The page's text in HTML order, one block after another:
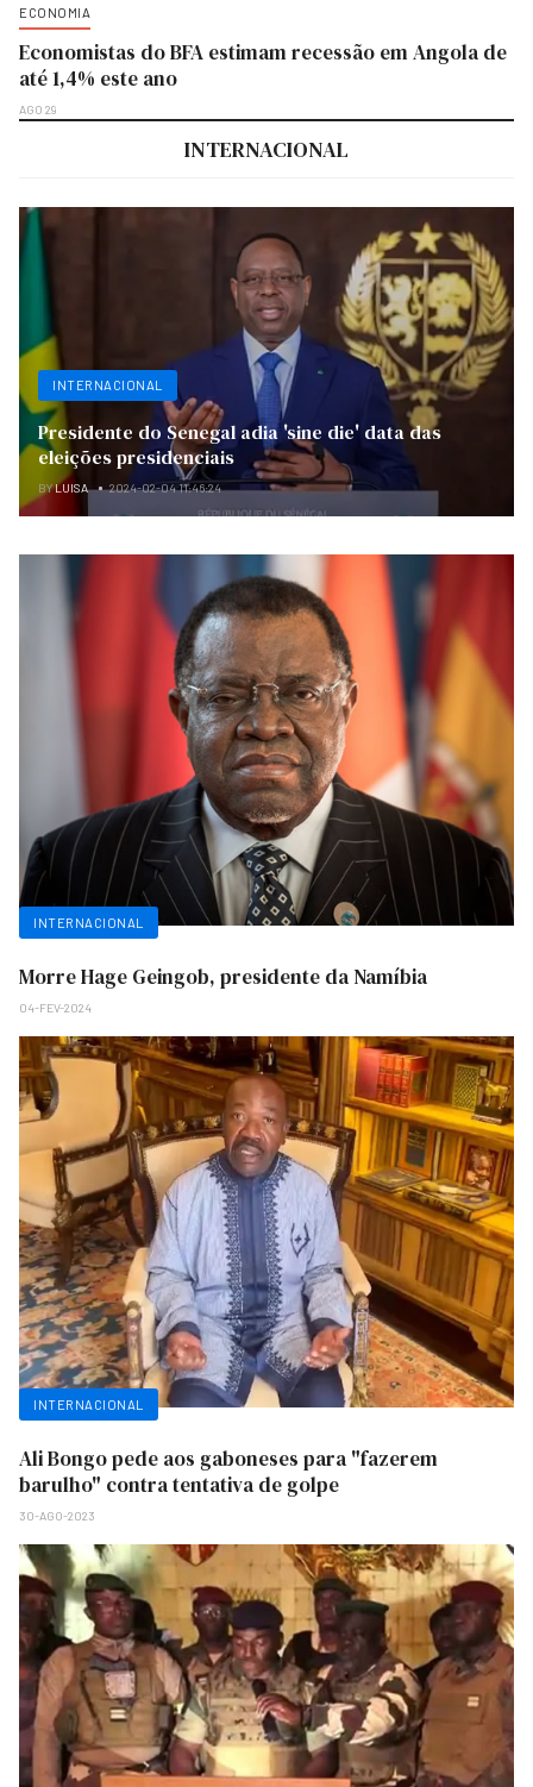
ECONOMIA
Economistas do BFA estimam recessão em Angola de
até 1,4% este ano
AGO 29
INTERNACIONAL
INTERNACIONAL
Presidente do Senegal adia 'sine die' data das
eleições presidenciais
BYLUISA 2024-02-04 11:46:24
INTERNACIONAL
Morre Hage Geingob, presidente da Namíbia
04-FEV-2024
INTERNACIONAL
Ali Bongo pede aos gaboneses para "fazerem
barulho" contra tentativa de golpe
30-AGO-2023